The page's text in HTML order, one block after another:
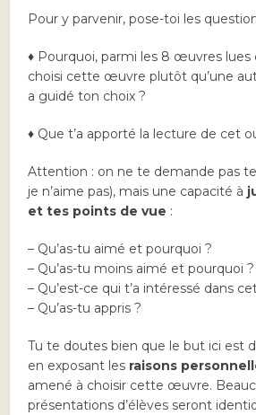
Pour y parvenir, pose-toi les
♦ Pourquoi, parmi les 8 œuvres lues
choisi cette œuvre plutôt qu’une
a guidé ton choix ?
♦ Que t’a apporté la lecture de cet
Attention : on ne te demande pas
je n’aime pas), mais une capacité à
et tes points de vue :
– Qu’as-tu aimé et pourquoi ?
– Qu’as-tu moins aimé et pourquoi ?
– Qu’est-ce qui t’a intéressé dans
– Qu’as-tu appris ?
Tu te doutes bien que le but ici est
en exposant les raisons
amené à choisir cette œuvre.
présentations d’élèves seront